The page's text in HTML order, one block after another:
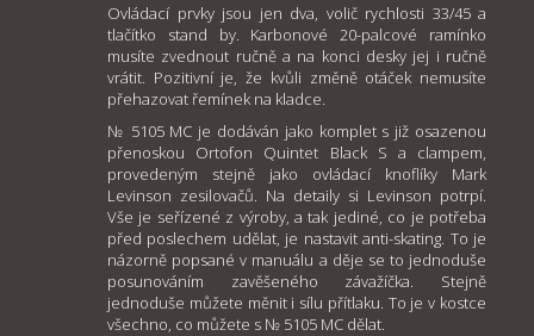
Ovládací prvky jsou jen dva, volič rychlosti 33/45 a
tlačítko stand by. Karbonové 20-palcové ramínko
musíte zvednout ručně a na konci desky jej i ručně
vrátit. Pozitivní je, že kvůli změně otáček nemusíte
přehazovat řemínek na kladce.
№ 5105 MC je dodáván jako komplet s již osazenou
přenoskou Ortofon Quintet Black S a clampem,
provedeným stejně jako ovládací knoflíky Mark
Levinson zesilovačů. Na detaily si Levinson potrpí.
Vše je seřízené z výroby, a tak jediné, co je potřeba
před poslechem udělat, je nastavit anti-skating. To je
názorně popsané v manuálu a děje se to jednoduše
posunováním zavěšeného závažíčka. Stejně
jednoduše můžete měnit i sílu přítlaku. To je v kostce
všechno, co můžete s № 5105 MC dělat.